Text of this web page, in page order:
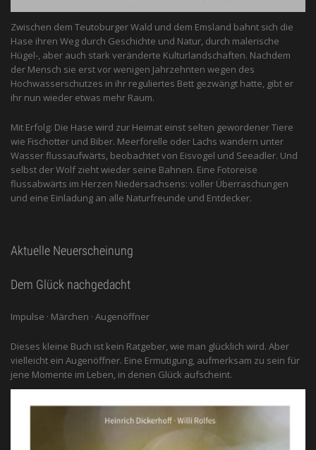
Zwischen dem Teutoburger Wald und dem Emsland bahnt sich die
Hase ihren Weg durch Geschichte und Natur, durch malerische
Hügel-, aber auch stark veränderte Kulturlandschaften. Nachdem
der Mensch sie erst vor wenigen Jahrzehnten wegen des
Hochwasserschutzes in ihr reguliertes Bett gezwängt hatte, gibt er
ihr nun wieder etwas mehr Raum.
Mit Erfolg: Die Hase wird zur Heimat einst selten gewordener Tiere
wie Fischotter und Biber. Meerforelle oder Lachs wandern unter
Wasser flussaufwärts, beobachtet von Eis­vogel und See­adler. Und
selbst der Wolf zieht wieder seine Bahnen. Eine Fotoreise
flussabwärts im Herzen Niedersachsens: voller Überraschungen
und eine Einladung an alle ­Naturfreunde und Entdecker.
Aktuelle Neuerscheinung
Dem Glück nachgedacht
Impulse · Märchen · Augenöffner
Dieses kleine Buch ist kein Ratgeber, wie man glücklich wird. Aber
vielleicht ein Augenöffner. Eine Ermutigung, aufmerksam zu sein für
jene Momente im Leben, in denen Glück aufscheint.